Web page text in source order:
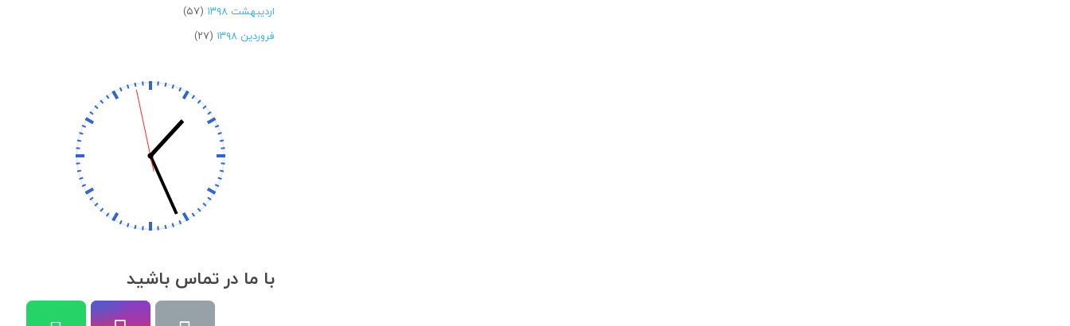
اردیبهشت ۱۳۹۸
(۵۷)
فروردین ۱۳۹۸
(۲۷)
با ما در تماس باشید